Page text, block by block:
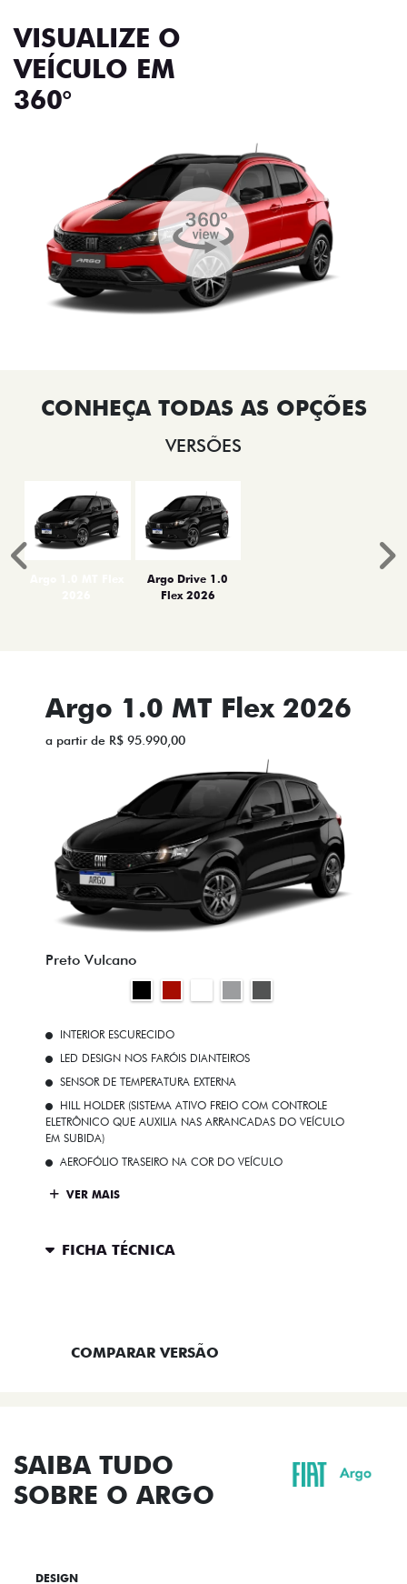
VISUALIZE O
VEÍCULO EM
360°
VERSÕES
Argo Drive 1.0
Flex 2026
Anterior
Argo 1.0 MT Flex 2026
a partir de R$ 95.990,00
Preto Vulcano
INTERIOR ESCURECIDO
LED DESIGN NOS FARÓIS DIANTEIROS
SENSOR DE TEMPERATURA EXTERNA
HILL HOLDER (SISTEMA ATIVO FREIO COM CONTROLE
ELETRÔNICO QUE AUXILIA NAS ARRANCADAS DO VEÍCULO
EM SUBIDA)
AEROFÓLIO TRASEIRO NA COR DO VEÍCULO
VER MAIS
FICHA TÉCNICA
COMPARAR VERSÃO
SAIBA TUDO
SOBRE O ARGO
DESIGN